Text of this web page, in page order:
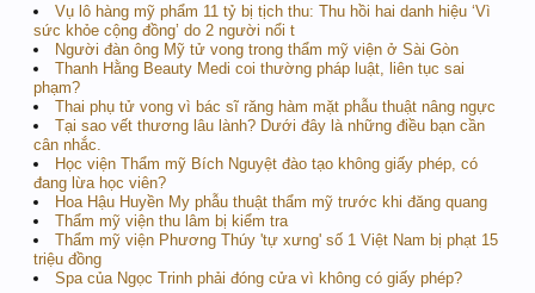
Vụ lô hàng mỹ phẩm 11 tỷ bị tịch thu: Thu hồi hai danh hiệu ‘Vì
sức khỏe cộng đồng’ do 2 người nổi t
Người đàn ông Mỹ tử vong trong thẩm mỹ viện ở Sài Gòn
Thanh Hằng Beauty Medi coi thường pháp luật, liên tục sai
phạm?
Thai phụ tử vong vì bác sĩ răng hàm mặt phẫu thuật nâng ngực
Tại sao vết thương lâu lành? Dưới đây là những điều bạn cần
cân nhắc.
Học viện Thẩm mỹ Bích Nguyệt đào tạo không giấy phép, có
đang lừa học viên?
Hoa Hậu Huyền My phẫu thuật thẩm mỹ trước khi đăng quang
Thẩm mỹ viện thu lâm bị kiểm tra
Thẩm mỹ viện Phương Thúy 'tự xưng' số 1 Việt Nam bị phạt 15
triệu đồng
Spa của Ngọc Trinh phải đóng cửa vì không có giấy phép?